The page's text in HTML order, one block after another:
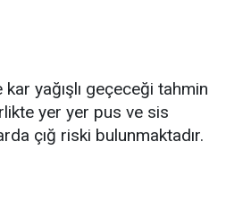
yağışlı geçeceği tahmin
yer yer pus ve sis
çığ riski bulunmaktadır.